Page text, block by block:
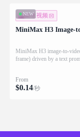
NEW
图生视频
MiniMax H3 Image-
MiniMax H3 image-to-
frame) driven by a text
From
$0.14/秒